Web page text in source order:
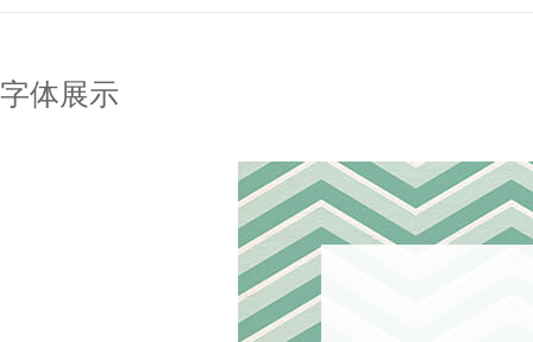
字体展示